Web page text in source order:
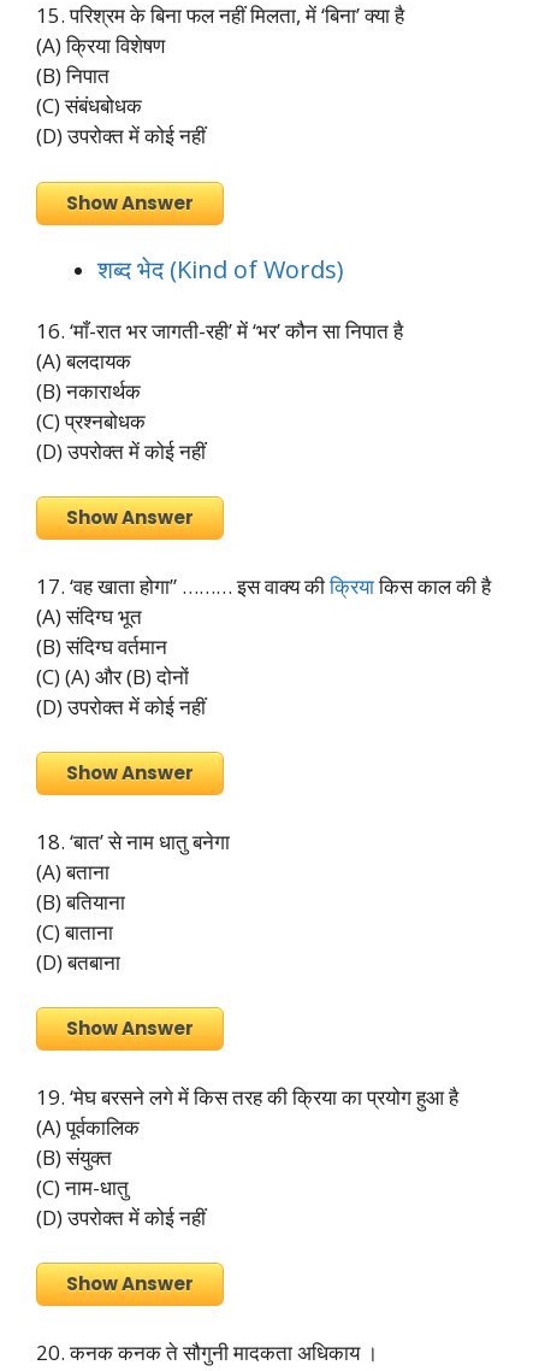
15. परिश्रम के बिना फल नहीं मिलता, में ‘बिना’ क्या है
(A) क्रिया विशेषण
(B) निपात
(C) संबंधबोधक
(D) उपरोक्त में कोई नहीं
Show Answer
शब्द भेद (Kind of Words)
16. ‘माँ-रात भर जागती-रही’ में ‘भर’ कौन सा निपात है
(A) बलदायक
(B) नकारार्थक
(C) प्रश्नबोधक
(D) उपरोक्त में कोई नहीं
Show Answer
17. ‘वह खाता होगा” ……… इस वाक्य कीक्रियाकिस काल की है
(A) संदिग्घ भूत
(B) संदिग्घ वर्तमान
(C) (A) और (B) दोनों
(D) उपरोक्त में कोई नहीं
Show Answer
18. ‘बात’ से नाम धातु बनेगा
(A) बताना
(B) बतियाना
(C) बाताना
(D) बतबाना
Show Answer
19. ‘मेघ बरसने लगे में किस तरह की क्रिया का प्रयोग हुआ है
(A) पूर्वकालिक
(B) संयुक्त
(C) नाम-धातु
(D) उपरोक्त में कोई नहीं
Show Answer
20. कनक कनक ते सौगुनी मादकता अधिकाय ।